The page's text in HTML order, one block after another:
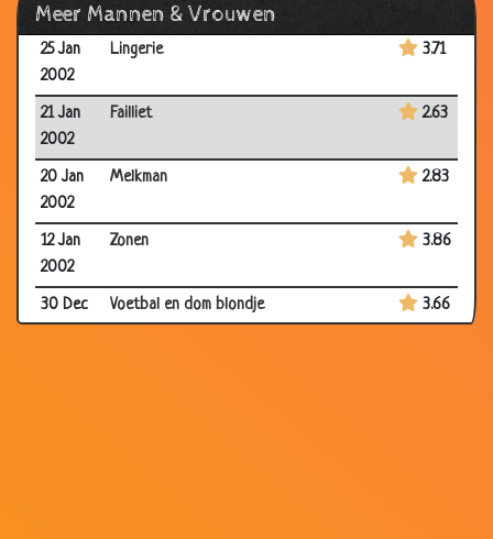
Meer Mannen & Vrouwen
2002
25 Jan
2002
Lingerie 3.71
21 Jan
2002
Failliet 2.63
20 Jan
2002
Melkman 2.83
12 Jan
2002
Zonen 3.86
30 Dec
Voetbal en dom blondje 3.66